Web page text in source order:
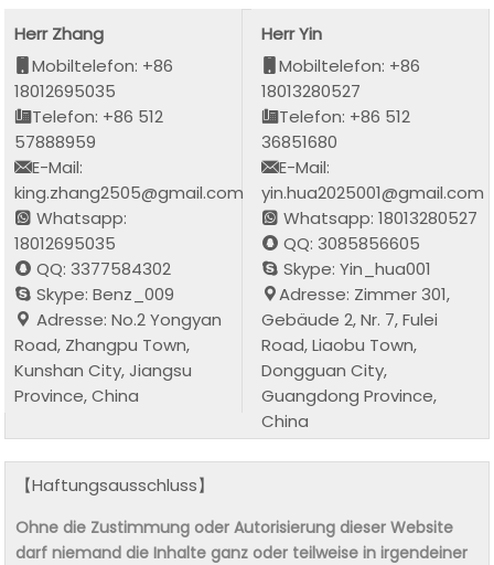
Herr Zhang
Mobiltelefon: +86
18012695035
Telefon: +86 512
57888959
E-Mail:
king.zhang2505@gmail.com
Whatsapp:
18012695035
QQ: 3377584302
Skype: Benz_009
Adresse: No.2 Yongyan
Road, Zhangpu Town,
Kunshan City, Jiangsu
Province, China
Herr Yin
Mobiltelefon: +86
18013280527
Telefon: +86 512
36851680
E-Mail:
yin.hua2025001@gmail.com
Whatsapp: 18013280527
QQ: 3085856605
Skype: Yin_hua001
Adresse: Zimmer 301,
Gebäude 2, Nr. 7, Fulei
Road, Liaobu Town,
Dongguan City,
Guangdong Province,
China
【Haftungsausschluss】
Ohne die Zustimmung oder Autorisierung dieser Website
darf niemand die Inhalte ganz oder teilweise in irgendeiner